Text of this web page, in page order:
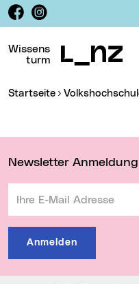
Zur Navigation
Zum Inhalt
Zur Suche
Facebook
Instagram
Wissens
turm
Sie sind hier:
Startseite
Newsletter Anmeldung
Anmelden